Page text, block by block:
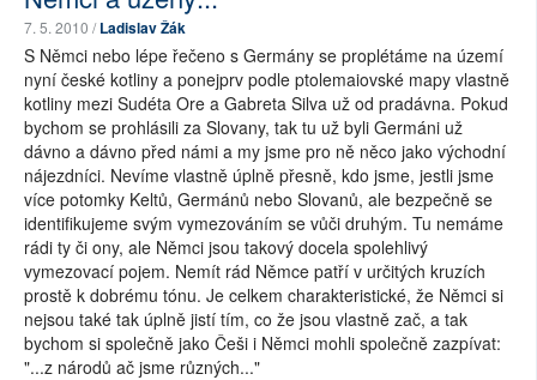
7. 5. 2010 /Ladislav Žák
S Němci nebo lépe řečeno s Germány se proplétáme na území
nyní české kotliny a ponejprv podle ptolemaiovské mapy vlastně
kotliny mezi Sudéta Ore a Gabreta Silva už od pradávna. Pokud
bychom se prohlásili za Slovany, tak tu už byli Germáni už
dávno a dávno před námi a my jsme pro ně něco jako východní
nájezdníci. Nevíme vlastně úplně přesně, kdo jsme, jestli jsme
více potomky Keltů, Germánů nebo Slovanů, ale bezpečně se
identifikujeme svým vymezováním se vůči druhým. Tu nemáme
rádi ty či ony, ale Němci jsou takový docela spolehlivý
vymezovací pojem. Nemít rád Němce patří v určitých kruzích
prostě k dobrému tónu. Je celkem charakteristické, že Němci si
nejsou také tak úplně jistí tím, co že jsou vlastně zač, a tak
bychom si společně jako Češi i Němci mohli společně zazpívat:
"...z národů ač jsme různých..."